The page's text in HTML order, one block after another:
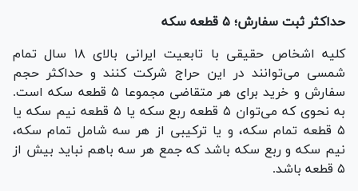
حداکثر ثبت سفارش؛ ۵ قطعه سکه
کلیه اشخاص حقیقی با تابعیت ایرانی بالای ۱۸ سال تمام
شمسی می‌توانند در این حراج شرکت کنند و حداکثر حجم
سفارش و خرید برای هر متقاضی مجموعا ۵ قطعه سکه است.
به نحوی که می‌توان ۵ قطعه ربع سکه یا ۵ قطعه نیم سکه یا
۵ قطعه تمام سکه، و یا ترکیبی از هر سه شامل تمام سکه،
نیم سکه و ربع سکه باشد که جمع هر سه باهم نباید بیش از
۵ قطعه باشد.